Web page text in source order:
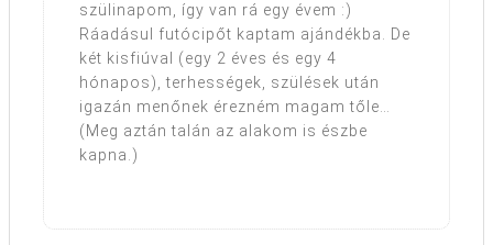
szülinapom, így van rá egy évem :)
Ráadásul futócipőt kaptam ajándékba. De
két kisfiúval (egy 2 éves és egy 4
hónapos), terhességek, szülések után
igazán menőnek érezném magam tőle…
(Meg aztán talán az alakom is észbe
kapna.)